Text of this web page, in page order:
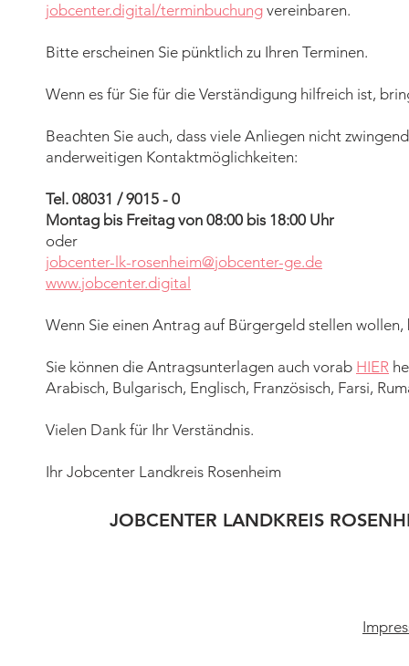
jobcenter.digital/terminbuchung vereinbaren.
Bitte erscheinen Sie pünktlich zu Ihren Terminen.
Wenn es für Sie für die Verständigung hilfreich ist,
Beachten Sie auch, dass viele Anliegen nicht
anderweitigen Kontaktmöglichkeiten:
Tel. 08031 / 9015 - 0
Montag bis Freitag von 08:00 bis 18:00 Uhr
oder
jobcenter-lk-rosenheim@jobcenter-ge.de
www.jobcenter.digital
Wenn Sie einen Antrag auf Bürgergeld stellen
Sie können die Antragsunterlagen auch vorab HIER
Arabisch, Bulgarisch, Englisch, Französisch, Farsi,
Vielen Dank für Ihr Verständnis.
Ihr Jobcenter Landkreis Rosenheim
JOBCENTER LANDKREIS